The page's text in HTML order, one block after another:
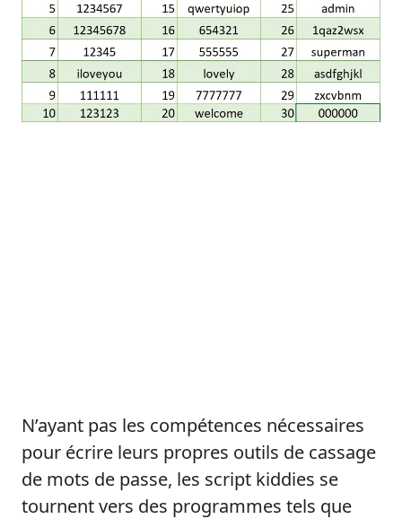
N’ayant pas les compétences nécessaires
pour écrire leurs propres outils de cassage
de mots de passe, les script kiddies se
tournent vers des programmes tels que